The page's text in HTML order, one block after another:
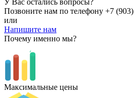
Позвоните нам по телефону +7
или
Напишите нам
Почему именно мы?
Максимальные цены